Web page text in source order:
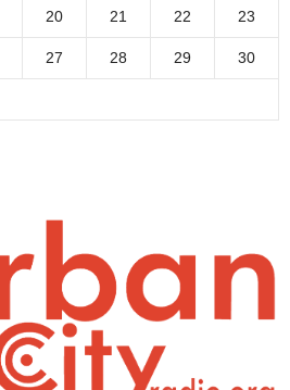
20 21 22 23
27 28 29 30